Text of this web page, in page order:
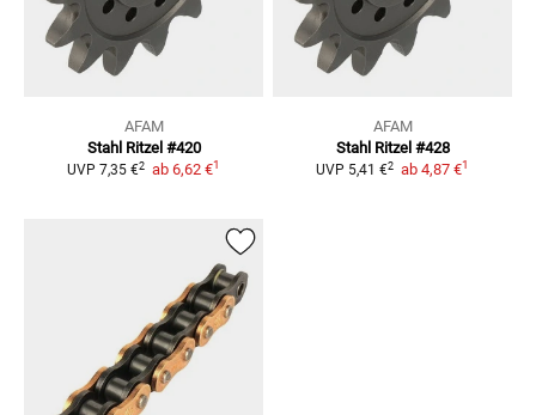
AFAM
Stahl Ritzel #420
UVP 7,35 €2 ab 6,62 €1
AFAM
Stahl Ritzel #428
UVP 5,41 €2 ab 4,87 €1